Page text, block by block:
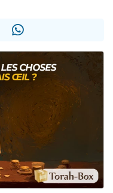
dans Torah-Box Music